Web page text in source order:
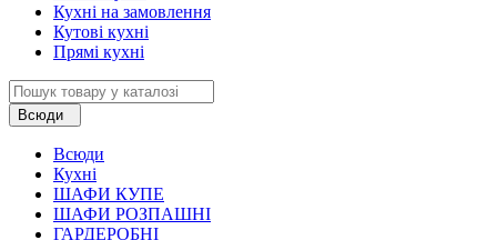
Кухні на замовлення
Кутові кухні
Прямі кухні
Всюди
Всюди
Кухні
ШАФИ КУПЕ
ШАФИ РОЗПАШНІ
ГАРДЕРОБНІ